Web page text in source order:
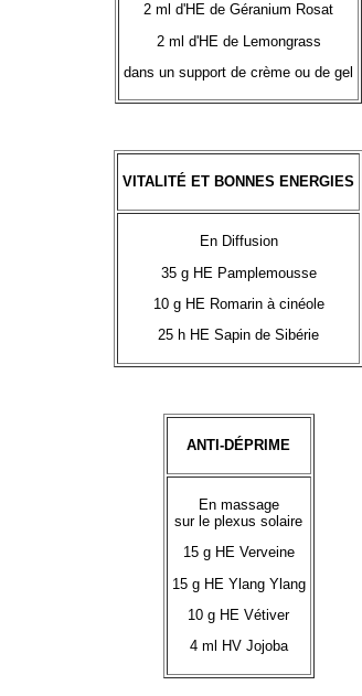
2 ml d'HE de Géranium Rosat
2 ml d'HE de Lemongrass
dans un support de crème ou de gel
VITALITÉ ET BONNES ENERGIES
En Diffusion
35 g HE Pamplemousse
10 g HE Romarin à cinéole
25 h HE Sapin de Sibérie
ANTI-DÉPRIME
En massage
sur le plexus solaire
15 g HE Verveine
15 g HE Ylang Ylang
10 g HE Vétiver
4 ml HV Jojoba